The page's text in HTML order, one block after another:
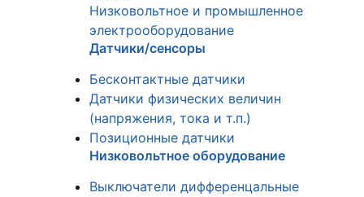
Низковольтное и промышленное
электрооборудование
Датчики/сенсоры
Бесконтактные датчики
Датчики физических величин
(напряжения, тока и т.п.)
Позиционные датчики
Низковольтное оборудование
Выключатели дифференцальные